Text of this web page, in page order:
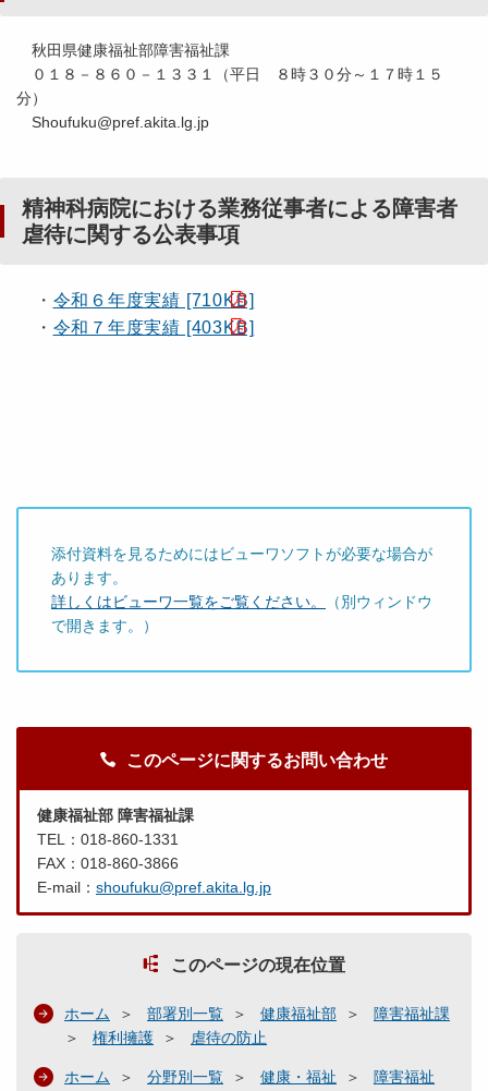
秋田県健康福祉部障害福祉課
０１８－８６０－１３３１（平日 ８時３０分～１７時１５
分）
Shoufuku@pref.akita.lg.jp
精神科病院における業務従事者による障害者
虐待に関する公表事項
・ 令和６年度実績 [710KB]
・ 令和７年度実績 [403KB]
添付資料を見るためにはビューワソフトが必要な場合が
あります。
詳しくはビューワ一覧をご覧ください。
（別ウィンドウ
で開きます。）
このページに関するお問い合わせ
健康福祉部 障害福祉課
TEL：018-860-1331
FAX：018-860-3866
E-mail： shoufuku@pref.akita.lg.jp
このページの現在位置
ホーム 部署別一覧 健康福祉部
障害福祉課
権利擁護
虐待の防止
ホーム 分野別一覧 健康・福祉
障害福祉